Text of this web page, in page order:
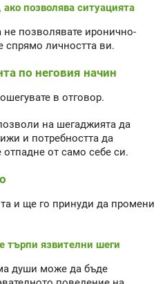
позволява ситуацията
не позволявате иронично-
спрямо личността ви.
по неговия начин
в отговор.
на шегаджията да
и потребността да
от само себе си.
и ще го принуди да промени
търпи язвителни шеги
души може да бъде